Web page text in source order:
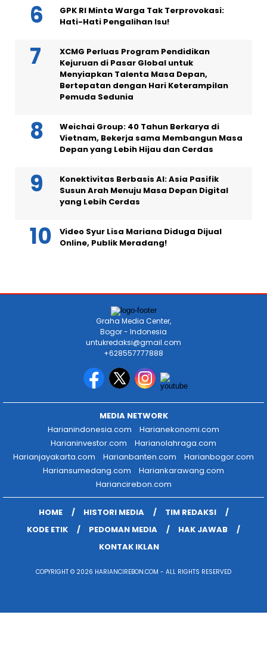
GPK RI Minta Warga Tak Terprovokasi:
Hati-Hati Pengalihan Isu!
XCMG Perluas Program Pendidikan
Kejuruan di Pasar Global untuk
Menyiapkan Talenta Masa Depan,
Bertepatan dengan Hari Keterampilan
Pemuda Sedunia
Weichai Group: 40 Tahun Berkarya di
Vietnam, Bekerja sama Membangun Masa
Depan yang Lebih Hijau dan Cerdas
Konektivitas Berbasis AI: Asia Pasifik
Susun Arah Menuju Masa Depan Digital
yang Lebih Cerdas
Video Syur Lisa Mariana Diduga Dijual
Online, Publik Meradang!
Graha Media Center,
Bogor - Indonesia
untukredaksi@gmail.com
+628557777888
MEDIA NETWORK
Harianindonesia.com
Harianekonomi.com
Harianinvestor.com
Harianolahraga.com
Harianjayakarta.com
Harianbanten.com
Harianbogor.com
Hariansumedang.com
Hariankarawang.com
Hariancirebon.com
HOME HISTORI MEDIA
TIM REDAKSI
KODE ETIK
PEDOMAN MEDIA
HAK JAWAB
KONTAK IKLAN
COPYRIGHT © 2026 HARIANCIREBON.COM - ALL RIGHTS RESERVED